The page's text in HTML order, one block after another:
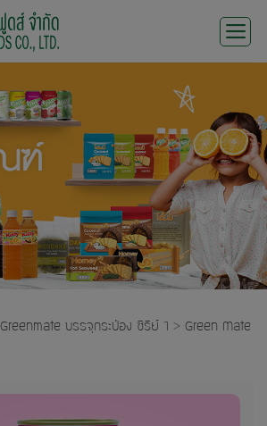
Greenmate บรรจุกระป๋อง ซีรีย์ 1 > Green Mate